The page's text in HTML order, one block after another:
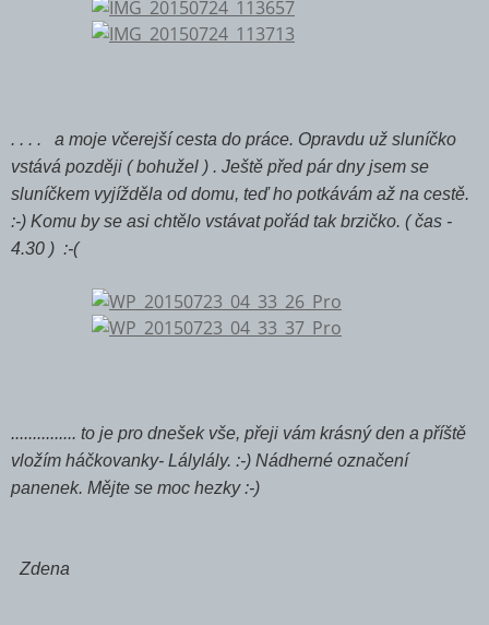
. . . . a moje včerejší cesta do práce. Opravdu už sluníčko
vstává později ( bohužel ) . Ještě před pár dny jsem se
sluníčkem vyjížděla od domu, teď ho potkávám až na cestě.
:-) Komu by se asi chtělo vstávat pořád tak brzičko. ( čas -
4.30 ) :-(
............... to je pro dnešek vše, přeji vám krásný den a příště
vložím háčkovanky- Lálylály. :-) Nádherné označení
panenek. Mějte se moc hezky :-)
Zdena